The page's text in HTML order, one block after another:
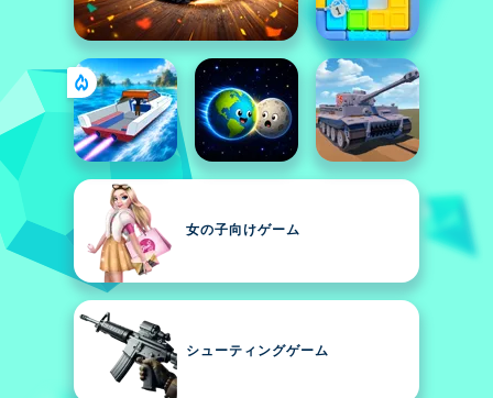
女の子向けゲーム
シューティングゲーム